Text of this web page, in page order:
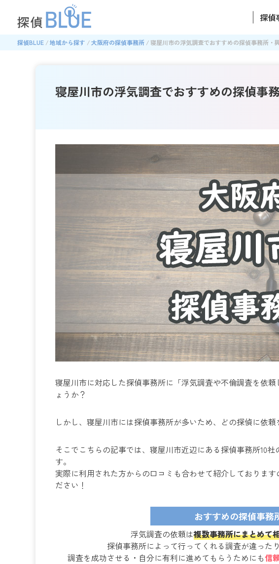
探偵
探偵BLUE 地域から探す 大阪府の探偵事務所 寝屋川市の浮気調査でおすすめの探偵事務所・
寝屋川市の浮気調査でおすすめの探偵事
寝屋川市に対応した探偵事務所に「浮気調査や不倫調査を依
ょうか？
しかし、寝屋川市には探偵事務所が多いため、どの探偵に依
そこでこちらの記事では、寝屋川市近辺にある探偵事務所10
す。
実際に利用された方からの口コミも合わせて紹介しておりま
ださい！
おすすめの探偵事務
浮気調査の依頼は複数事務所にまとめて
探偵事務所によって行ってくれる調査が違った
調査を成功させる・自分に有利に進めてもらうためにも信